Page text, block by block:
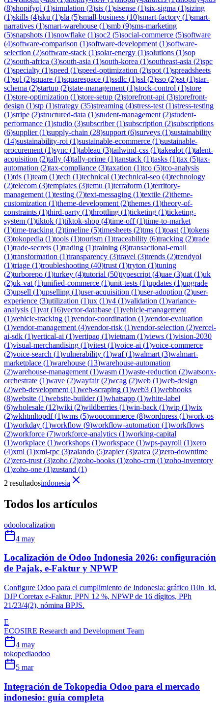
(8)shopifyql (1)simulation (3)sis (1)sisense (1)six-sigma (1)sizing
(1)skills (4)sku (1)sla (5)small-business (10)smart-factory (1)smart-
narratives (1)smart-warehouse (1)smb (9)sms-marketing
(5)snapshots (1)snowflake (1)soc2 (5)social-commerce (5)software
(4)software-comparison (1)software-development (1)software-
selection (2)software-stack (1)solar-energy (1)solutions (1)sop
(2)south-africa (3)south-asia (1)south-korea (1)southeast-asia (2)spc
(1)specialty (1)speed (1)speed-optimization (2)spot (1)spreadsheets
(1)sql (2)square (1)squarespace (1)ssdlc (1)ssl (2)sso (2)sst (1)star-
schema (2)startup (2)state-management (1)stock-control (1)store
(1)store-optimization (1)store-setup (2)storefront-api (3)storefront-
design (1)stp (1)strategy (35)streaming (4)stress-test (1)stress-testing
(1)stripe (2)structured-data (1)student-management (2)student-
performance (1)studio (3)subscriber(1)subscription (2)subscriptions
(6)supplier(1)supply-chain (28)support (6)surveys (1)sustainability
(14)sustainability-roi (1)sustainable-ecommerce (1)sustainable-
procurement (1)sync (1)tableau (3)tailwind-css (1)takealot (1)talent-
acquisition (2)tally (4)tally-prime (1)tanstack (1)tasks (1)tax (5)tax-
automation (2)tax-compliance (3)taxation (1)tco (5)tco-analysis
(1)tds (1)team (1)tech (1)technical (1)technical-seo (4)technology
(2)telecom (3)templates (3)temu (1)terraform (1)territory-
management (1)testing (7)text-messaging (1)textile (2)theme-
customization (1)theme-development (2)themes (1)theory-of-
constraints (1)third-party (1)throttling (1)ticketing (1)ticketing-
system (1)tiktok (1)tiktok-shop (4)time-off(1)time-to-market
(1)time-tracking (2)timeline (5)timesheets (2)tms (1)toast (1)tokens
(3)tokopedia (1)tools (1)tourism (1)traceability (6)tracking (2)trade
(1)trade-secrets (1)trading (1)training (8)transactional-email
(1)transformation (1)transparency (3)travel (3)trends (2)trendyol
(1)triage (1)troubleshooting (40)trust (1)tryton (1)tuning
(2)turborepo (1)turkey (4)tutorial (50)typescript (4)uae (3)uat (1)uk
(2)uk-vat (1)unified-commerce (1)unit-tests (1)updates (1)upgrade
(3)upsell (1)upselling (1)user-acquisition (1)user-adoption (2)user-
experience (3)utilization (1)ux (1)v4 (1)validation (1)variance-
analysis (1)vat (16)vector-database (1)vehicle-management
(1)vehicle-tracking (1)vendor-coordination (1)vendor-evaluation
(1)vendor-management (4)vendor-risk (1)vendor-selection (2)vercel-
ai-sdk (1)vertical-ai (1)vertipaq (1)vietnam (1)views (1)vision-2030
(1)visual-merchandising (1)vitest (1)voice-ai (1)voice-commerce
(2)voice-search (1)vulnerability (1)waf(1)walmart (3)walmart-
marketplace (1)warehouse (13)warehouse-automation
(2)warehouse-management (1)wasm (1)waste-reduction (2)watsonx-
orchestrate (1)wave (2)wayfair(2)wcag (2)web (1)web-design
(2)web-development (1)web-scraping (1)web3 (1)webhooks
(8)website (1)website-builder(1)whatsapp (1)white-label
(6)wholesale (12)wiki (2)wildberries (1)win-back (1)wip (1)wix
(2)wkhtmltopdf(1)wms (5)woocommerce (8)wordpress (1)work-os
(1)workday (1)workflow (9)workflow-automation (1)workflows
(2)workforce (7)workforce-analytics (1)working-capital
(1)workplace (1)workshops (1)workspace (1)wps-payroll (1)xero
(4)xml (1)xml-rpc (3)zalando (5)zapier(3)zatca (2)zero-downtime
(2)zero-trust (3)zoho (2)zoho-books (1)zoho-crm (1)zoho-inventory
(1)zoho-one (1)zustand (1)
2 resultadosindonesia
Todos los artículos
odoolocalization
4 may
Localización de Odoo Indonesia 2026: configuración
de Pajak, e-Faktur y NPWP
Configure Odoo para el cumplimiento de Indonesia: gráfico l10n_id,
DJP Coretax e-Faktur, PPN 12 %, NPWP de 16 dígitos, PPh
21/23/4(2), nómina BPJS.
E
ECOSIRE Research and Development Team
4 may
tokopediaodoo
5 mar
Integración de Tokopedia Odoo para el mercado
indonesio: guía completa